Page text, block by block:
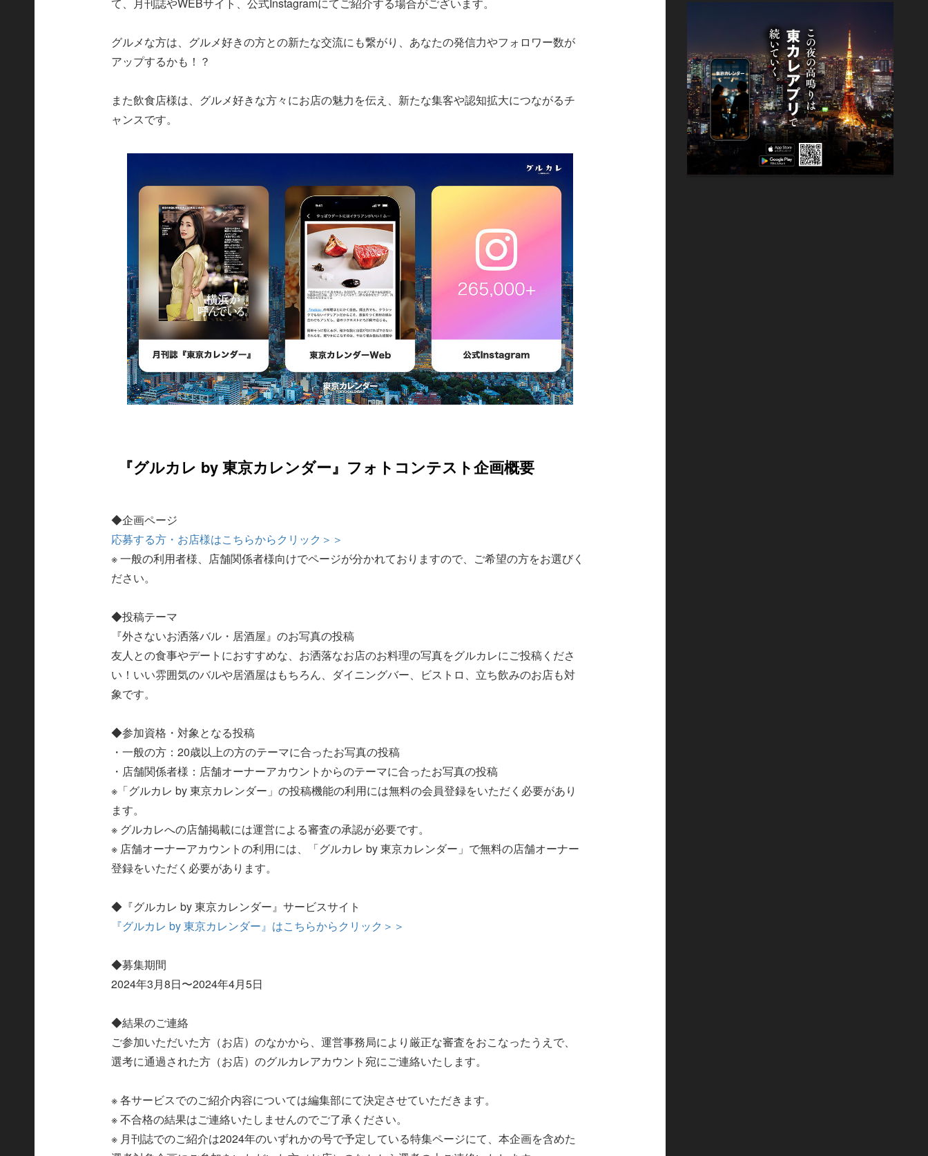
て、月刊誌やWEBサイト、公式Instagramにてご紹介する場合がございます。
グルメな方は、グルメ好きの方との新たな交流にも繋がり、あなたの発信力やフォロワー数が
アップするかも！？
また飲食店様は、グルメ好きな方々にお店の魅力を伝え、新たな集客や認知拡大につながるチ
ャンスです。
『グルカレ by 東京カレンダー』フォトコンテスト企画概要
◆企画ページ
応募する方・お店様はこちらからクリック＞＞
※ 一般の利用者様、店舗関係者様向けでページが分かれておりますので、ご希望の方をお選びく
ださい。
◆投稿テーマ
『外さないお洒落バル・居酒屋』のお写真の投稿
友人との食事やデートにおすすめな、お洒落なお店のお料理の写真をグルカレにご投稿くださ
い！いい雰囲気のバルや居酒屋はもちろん、ダイニングバー、ビストロ、立ち飲みのお店も対
象です。
◆参加資格・対象となる投稿
・一般の方：20歳以上の方のテーマに合ったお写真の投稿
・店舗関係者様：店舗オーナーアカウントからのテーマに合ったお写真の投稿
※「グルカレ by 東京カレンダー」の投稿機能の利用には無料の会員登録をいただく必要があり
ます。
※ グルカレへの店舗掲載には運営による審査の承認が必要です。
※ 店舗オーナーアカウントの利用には、「グルカレ by 東京カレンダー」で無料の店舗オーナー
登録をいただく必要があります。
◆『グルカレ by 東京カレンダー』サービスサイト
『グルカレ by 東京カレンダー』はこちらからクリック＞＞
◆募集期間
2024年3月8日〜2024年4月5日
◆結果のご連絡
ご参加いただいた方（お店）のなかから、運営事務局により厳正な審査をおこなったうえで、
選考に通過された方（お店）のグルカレアカウント宛にご連絡いたします。
※ 各サービスでのご紹介内容については編集部にて決定させていただきます。
※ 不合格の結果はご連絡いたしませんのでご了承ください。
※ 月刊誌でのご紹介は2024年のいずれかの号で予定している特集ページにて、本企画を含めた